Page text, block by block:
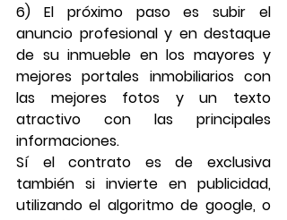
6) El próximo paso es subir el
anuncio profesional y en destaque
de su inmueble en los mayores y
mejores portales inmobiliarios con
las mejores fotos y un texto
atractivo con las principales
informaciones.
Sí el contrato es de exclusiva
también si invierte en publicidad,
utilizando el algoritmo de google, o